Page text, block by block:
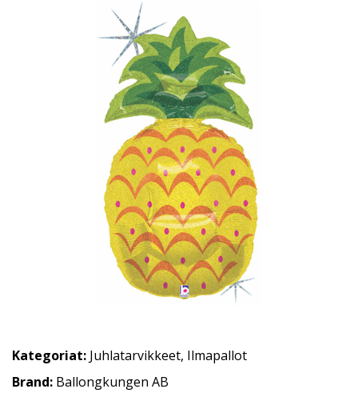
Kategoriat: Juhlatarvikkeet, Ilmapallot
Brand: Ballongkungen AB